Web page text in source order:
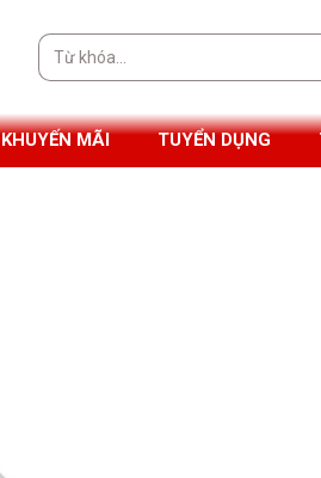
Tìm
kiếm:
KHUYẾN MÃI TUYỂN DỤNG